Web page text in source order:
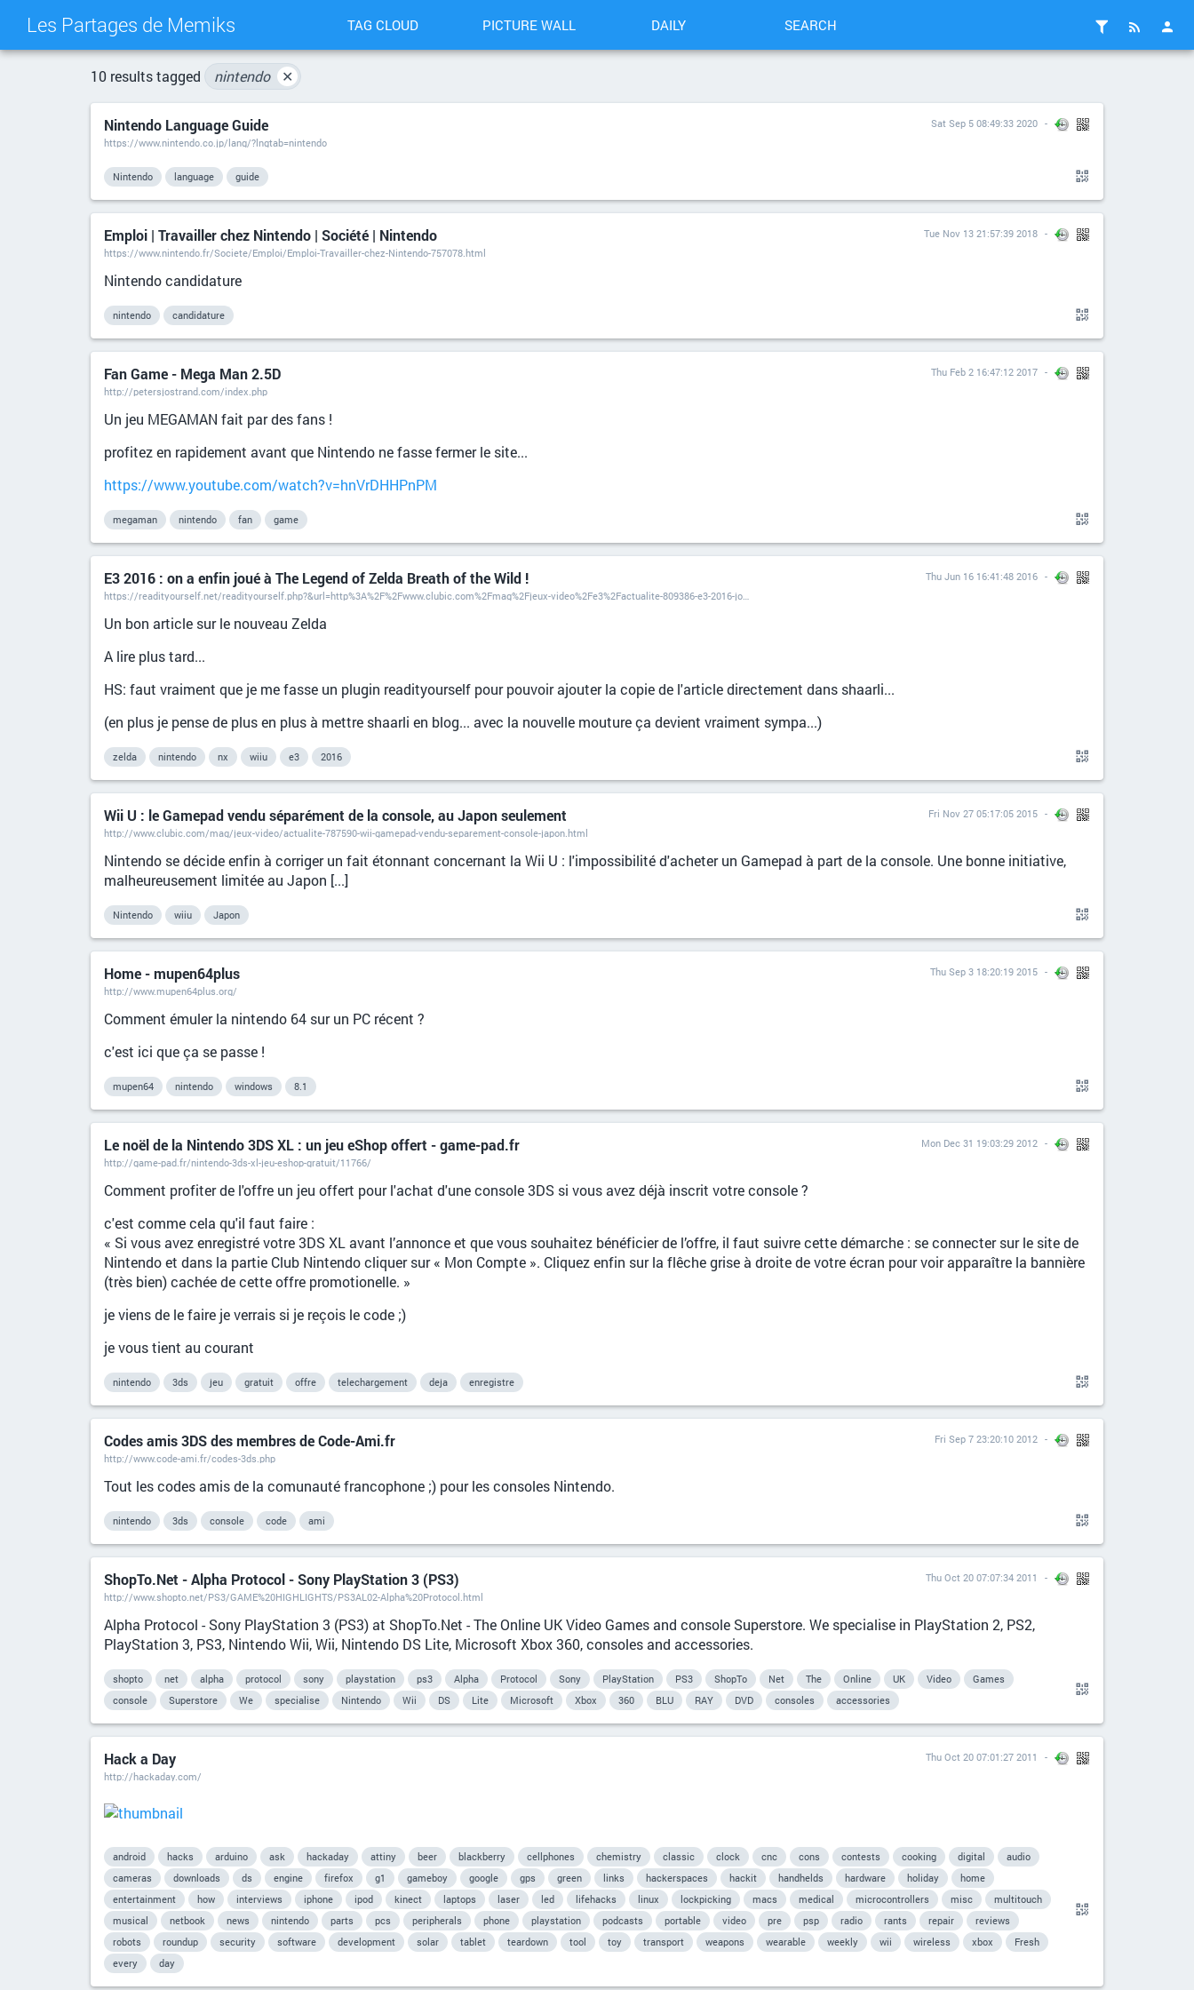
Les Partages de Memiks TAG CLOUD PICTURE WALL DAILY SEARCH
10 results tagged nintendo ✕
Nintendo Language Guide
https://www.nintendo.co.jp/lang/?lngtab=nintendo
Sat Sep 5 08:49:33 2020
Nintendo language guide
Emploi | Travailler chez Nintendo | Société | Nintendo
https://www.nintendo.fr/Societe/Emploi/Emploi-Travailler-chez-Nintendo-757078.html
Tue Nov 13 21:57:39 2018
Nintendo candidature
nintendo candidature
Fan Game - Mega Man 2.5D
http://petersjostrand.com/index.php
Thu Feb 2 16:47:12 2017
Un jeu MEGAMAN fait par des fans !
profitez en rapidement avant que Nintendo ne fasse fermer le site...
https://www.youtube.com/watch?v=hnVrDHHPnPM
megaman nintendo fan game
E3 2016 : on a enfin joué à The Legend of Zelda Breath of the Wild !
https://readityourself.net/readityourself.php?&url=http%3A%2F%2Fwww.clubic.com%2Fmag%2Fjeux-video%2Fe3%2Factualite-809386-e3-2016-joue-legend-zelda-breath-wild.html
Thu Jun 16 16:41:48 2016
Un bon article sur le nouveau Zelda
A lire plus tard...
HS: faut vraiment que je me fasse un plugin readityourself pour pouvoir ajouter la copie de l'article directement dans shaarli...
(en plus je pense de plus en plus à mettre shaarli en blog... avec la nouvelle mouture ça devient vraiment sympa...)
zelda nintendo nx wiiu e3 2016
Wii U : le Gamepad vendu séparément de la console, au Japon seulement
http://www.clubic.com/mag/jeux-video/actualite-787590-wii-gamepad-vendu-separement-console-japon.html
Fri Nov 27 05:17:05 2015
Nintendo se décide enfin à corriger un fait étonnant concernant la Wii U : l'impossibilité d'acheter un Gamepad à part de la console. Une bonne initiative,
malheureusement limitée au Japon [...]
Nintendo wiiu Japon
Home - mupen64plus
http://www.mupen64plus.org/
Thu Sep 3 18:20:19 2015
Comment émuler la nintendo 64 sur un PC récent ?
c'est ici que ça se passe !
mupen64 nintendo windows 8.1
Le noël de la Nintendo 3DS XL : un jeu eShop offert - game-pad.fr
http://game-pad.fr/nintendo-3ds-xl-jeu-eshop-gratuit/11766/
Mon Dec 31 19:03:29 2012
Comment profiter de l'offre un jeu offert pour l'achat d'une console 3DS si vous avez déjà inscrit votre console ?
c'est comme cela qu'il faut faire :
« Si vous avez enregistré votre 3DS XL avant l’annonce et que vous souhaitez bénéficier de l’offre, il faut suivre cette démarche : se connecter sur le site de
Nintendo et dans la partie Club Nintendo cliquer sur « Mon Compte ». Cliquez enfin sur la flêche grise à droite de votre écran pour voir apparaître la bannière
(très bien) cachée de cette offre promotionelle. »
je viens de le faire je verrais si je reçois le code ;)
je vous tient au courant
nintendo 3ds jeu gratuit offre telechargement deja enregistre
Codes amis 3DS des membres de Code-Ami.fr
http://www.code-ami.fr/codes-3ds.php
Fri Sep 7 23:20:10 2012
Tout les codes amis de la comunauté francophone ;) pour les consoles Nintendo.
nintendo 3ds console code ami
ShopTo.Net - Alpha Protocol - Sony PlayStation 3 (PS3)
http://www.shopto.net/PS3/GAME%20HIGHLIGHTS/PS3AL02-Alpha%20Protocol.html
Thu Oct 20 07:07:34 2011
Alpha Protocol - Sony PlayStation 3 (PS3) at ShopTo.Net - The Online UK Video Games and console Superstore. We specialise in PlayStation 2, PS2,
PlayStation 3, PS3, Nintendo Wii, Wii, Nintendo DS Lite, Microsoft Xbox 360, consoles and accessories.
shopto net alpha protocol sony playstation ps3 Alpha Protocol Sony PlayStation PS3 ShopTo Net The Online UK Video
Games
console
Superstore We specialise Nintendo Wii DS Lite Microsoft Xbox 360 BLU RAY DVD consoles accessories
Hack a Day
http://hackaday.com/
Thu Oct 20 07:01:27 2011
android hacks arduino ask hackaday attiny beer blackberry cellphones chemistry classic clock cnc cons contests cooking digital
audio
cameras
downloads ds engine firefox g1 gameboy google gps green links hackerspaces hackit handhelds hardware holiday
home
entertainment
how interviews iphone ipod kinect laptops laser led lifehacks linux lockpicking macs medical microcontrollers misc
multitouch
musical
netbook news nintendo parts pcs peripherals phone playstation podcasts portable video pre psp radio rants repair
reviews
robots
roundup security software development solar tablet teardown tool toy transport weapons wearable weekly wii wireless xbox
Fresh
every
day